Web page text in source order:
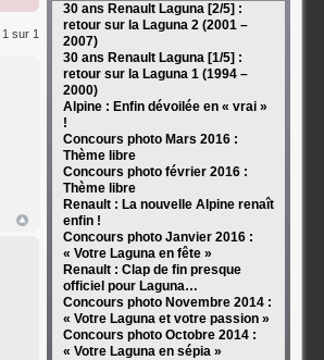
1 sur 1
30 ans Renault Laguna [2/5] :
retour sur la Laguna 2 (2001 –
2007)
30 ans Renault Laguna [1/5] :
retour sur la Laguna 1 (1994 –
2000)
Alpine : Enfin dévoilée en « vrai »
!
Concours photo Mars 2016 :
Thème libre
Concours photo février 2016 :
Thème libre
Renault : La nouvelle Alpine renaît
enfin !
Concours photo Janvier 2016 :
« Votre Laguna en fête »
Renault : Clap de fin presque
officiel pour Laguna…
Concours photo Novembre 2014 :
« Votre Laguna et votre passion »
Concours photo Octobre 2014 :
« Votre Laguna en sépia »